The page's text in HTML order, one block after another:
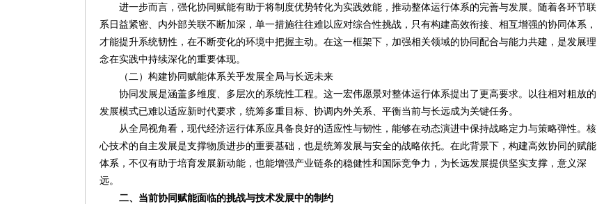
进一步而言，强化协同赋能有助于将制度优势转化为实践效能，推动整体运行体系的完善与发展。随着各环节联
系日益紧密、内外部关联不断加深，单一措施往往难以应对综合性挑战，只有构建高效衔接、相互增强的协同体系，
才能提升系统韧性，在不断变化的环境中把握主动。在这一框架下，加强相关领域的协同配合与能力共建，是发展理
念在实践中持续深化的重要体现。
（二）构建协同赋能体系关乎发展全局与长远未来
协同发展是涵盖多维度、多层次的系统性工程。这一宏伟愿景对整体运行体系提出了更高要求。以往相对粗放的
发展模式已难以适应新时代要求，统筹多重目标、协调内外关系、平衡当前与长远成为关键任务。
从全局视角看，现代经济运行体系应具备良好的适应性与韧性，能够在动态演进中保持战略定力与策略弹性。核
心技术的自主发展是支撑物质进步的重要基础，也是统筹发展与安全的战略依托。在此背景下，构建高效协同的赋能
体系，不仅有助于培育发展新动能，也能增强产业链条的稳健性和国际竞争力，为长远发展提供坚实支撑，意义深
远。
二、当前协同赋能面临的挑战与技术发展中的制约